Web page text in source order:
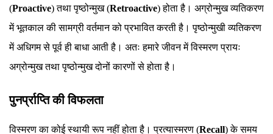
(Proactive) तथा पृष्ठोन्मुख (Retroactive) होता है। अग्रोन्मुख व्यतिकरण
में भूतकाल की सामग्री वर्तमान को प्रभावित करती है। पृष्ठोन्मुखी व्यतिकरण
में अधिगम से पूर्व ही बाधा आती है। अतः हमारे जीवन में विस्मरण प्रायः
अग्रोन्मुख तथा पृष्ठोन्मुख दोनों कारणों से होता है।
पुनर्प्राप्ति की विफलता
विस्मरण का कोई स्थायी रूप नहीं होता है। प्रत्यास्मरण (Recall) के समय